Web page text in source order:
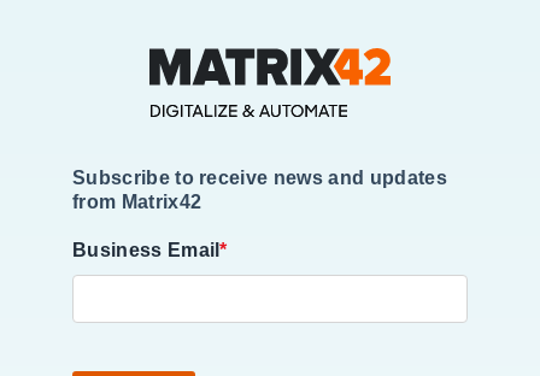
Subscribe to receive news and updates
from Matrix42
Business Email*